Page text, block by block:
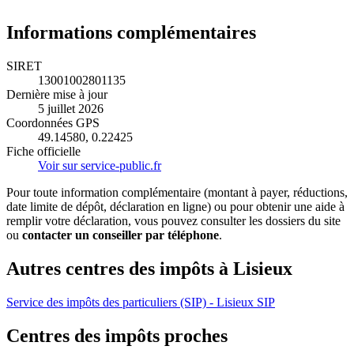
Informations complémentaires
SIRET
13001002801135
Dernière mise à jour
5 juillet 2026
Coordonnées GPS
49.14580, 0.22425
Fiche officielle
Voir sur service-public.fr
Pour toute information complémentaire (montant à payer, réductions,
date limite de dépôt, déclaration en ligne) ou pour obtenir une aide à
remplir votre déclaration, vous pouvez consulter les dossiers du site
ou contacter un conseiller par téléphone.
Autres centres des impôts à Lisieux
Service des impôts des particuliers (SIP) - Lisieux SIP
Centres des impôts proches